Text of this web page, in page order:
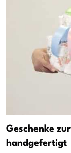
Geschenke
handgefertigt